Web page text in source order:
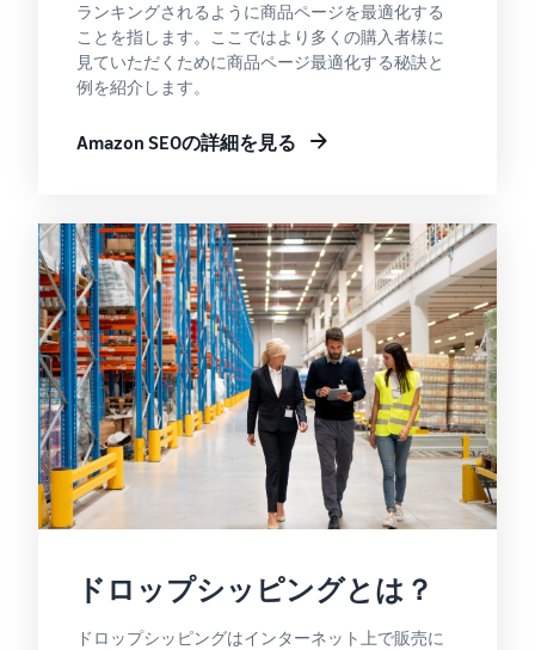
ランキングされるように商品ページを最適化する
ことを指します。ここではより多くの購入者様に
見ていただくために商品ページ最適化する秘訣と
例を紹介します。
Amazon SEOの詳細を見る
ドロップシッピングとは？
ドロップシッピングはインターネット上で販売に